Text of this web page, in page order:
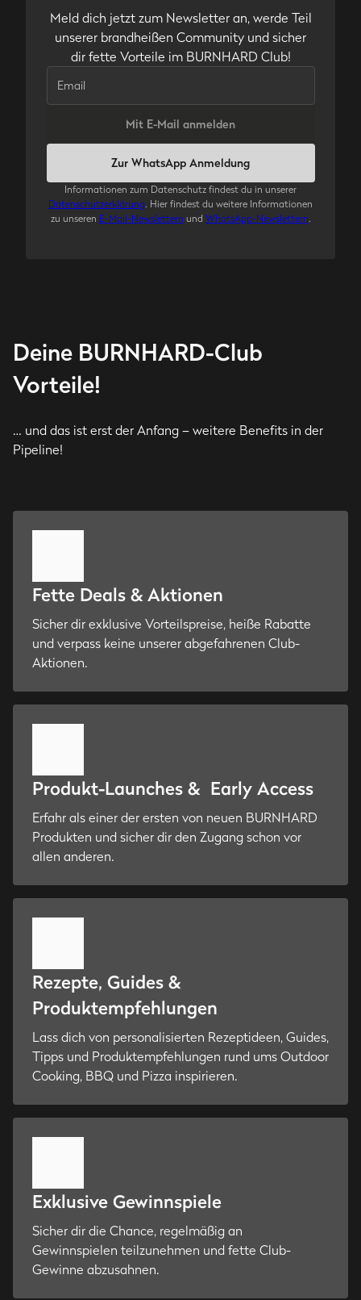
Meld dich jetzt zum Newsletter an, werde Teil
unserer brandheißen Community und sicher
dir fette Vorteile im BURNHARD Club!
Mit E-Mail anmelden
Zur WhatsApp Anmeldung
Informationen zum Datenschutz findest du in unserer
Datenschutzerklärung. Hier findest du weitere Informationen
zu unseren E-Mail-Newslettern und WhatsApp-Newslettern.
Deine BURNHARD-Club
Vorteile!
… und das ist erst der Anfang – weitere Benefits in der
Pipeline!
Fette Deals & Aktionen
Sicher dir exklusive Vorteilspreise, heiße Rabatte
und verpass keine unserer abgefahrenen Club-
Aktionen.
Produkt-Launches & Early Access
Erfahr als einer der ersten von neuen BURNHARD
Produkten und sicher dir den Zugang schon vor
allen anderen.
Rezepte, Guides &
Produktempfehlungen
Lass dich von personalisierten Rezeptideen, Guides,
Tipps und Produktempfehlungen rund ums Outdoor
Cooking, BBQ und Pizza inspirieren.
Exklusive Gewinnspiele
Sicher dir die Chance, regelmäßig an
Gewinnspielen teilzunehmen und fette Club-
Gewinne abzusahnen.